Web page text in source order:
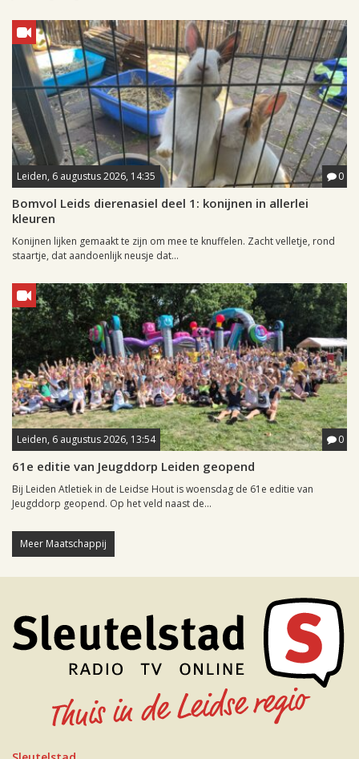
Leiden, 6 augustus 2026, 14:35 0
Bomvol Leids dierenasiel deel 1: konijnen in allerlei
kleuren
Konijnen lijken gemaakt te zijn om mee te knuffelen. Zacht velletje, rond
staartje, dat aandoenlijk neusje dat...
Leiden, 6 augustus 2026, 13:54 0
61e editie van Jeugddorp Leiden geopend
Bij Leiden Atletiek in de Leidse Hout is woensdag de 61e editie van
Jeugddorp geopend. Op het veld naast de...
Meer Maatschappij